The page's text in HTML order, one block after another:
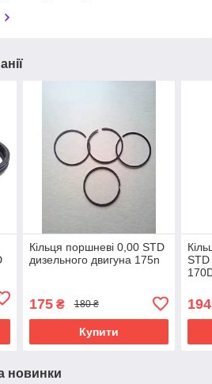
Кільця поршневі 0,00 STD
дизельного двигуна 175n
175₴ 180 ₴
Купити
STD
194
новинки